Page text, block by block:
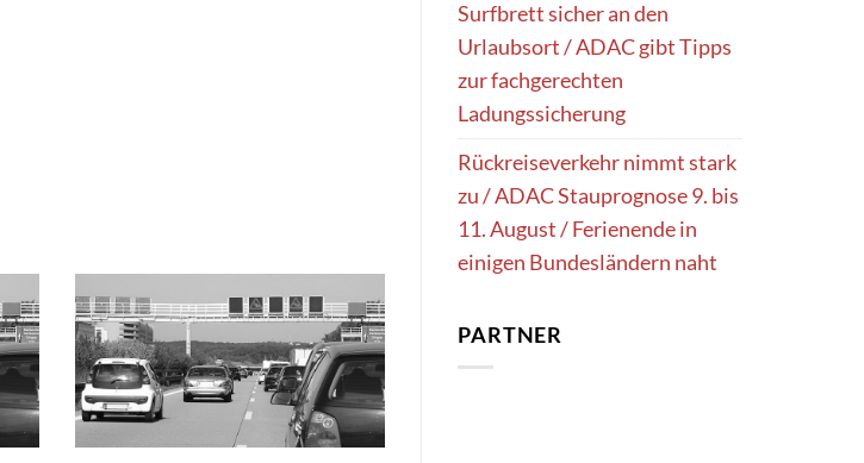
Surfbrett sicher an den
Urlaubsort / ADAC gibt Tipps
zur fachgerechten
Ladungssicherung
Rückreiseverkehr nimmt stark
zu / ADAC Stauprognose 9. bis
11. August / Ferienende in
einigen Bundesländern naht
PARTNER